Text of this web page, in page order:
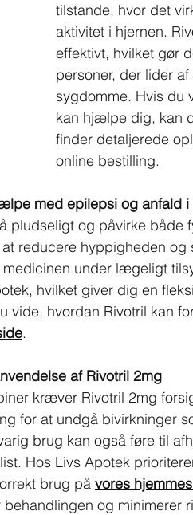
tilstande, hvor det
aktivitet i hjernen.
effektivt, hvilket gør
personer, der lider
sygdomme. Hvis du
kan hjælpe dig, kan
finder detaljerede
online bestilling.
med epilepsi og anfald i
pludseligt og påvirke både
reducere hyppigheden
under lægeligt
hvilket giver dig en
vide, hvordan Rivotril kan
.
af Rivotril 2mg
kræver Rivotril 2mg
for at undgå bivirkninger
brug kan også føre til
Hos Livs Apotek
brug på vores
og minimerer